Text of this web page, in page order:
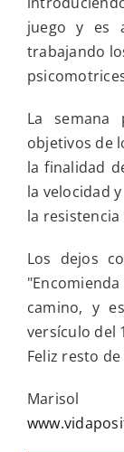
juego y es
trabajando
La semana
objetivos de
la finalidad
la velocidad y
la
Los dejos
camino, y
versículo del
Feliz resto
Marisol